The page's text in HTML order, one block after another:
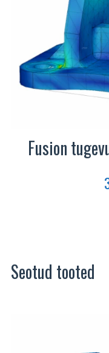
Fusion
Seotud tooted